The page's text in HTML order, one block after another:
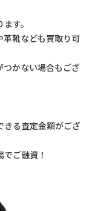
す。
革靴なども買取り可
つかない場合もござ
きる査定金額がござ
ご融資！